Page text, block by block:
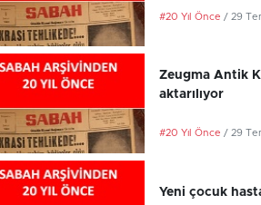
#20 Yıl Önce / 29
Zeugma Antik
aktarılıyor
#20 Yıl Önce / 29
Yeni çocuk